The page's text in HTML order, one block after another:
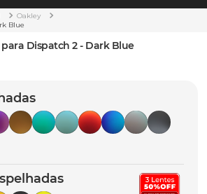
Oakley
Blue
para Dispatch 2 - Dark Blue